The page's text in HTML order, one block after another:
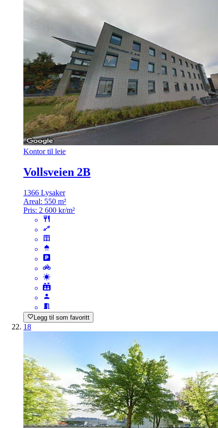
Kontor til leie
Vollsveien 2B
1366 Lysaker
Areal: 550 m²
Pris: 2 600 kr/m²
Legg til som favoritt
18